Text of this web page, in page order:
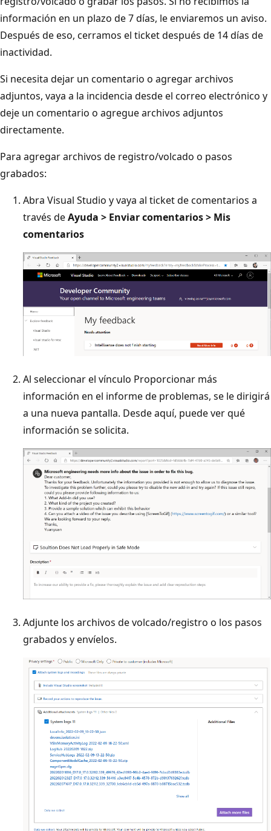
información en un plazo de 7 días, le enviaremos un aviso.
Después de eso, cerramos el ticket después de 14 días de
inactividad.
Si necesita dejar un comentario o agregar archivos
adjuntos, vaya a la incidencia desde el correo electrónico y
deje un comentario o agregue archivos adjuntos
directamente.
Para agregar archivos de registro/volcado o pasos
grabados:
Abra Visual Studio y vaya al ticket de comentarios a
través deAyuda > Enviar comentarios > Mis
comentarios
Al seleccionar el vínculo Proporcionar más
información en el informe de problemas, se le dirigirá
a una nueva pantalla. Desde aquí, puede ver qué
información se solicita.
Adjunte los archivos de volcado/registro o los pasos
grabados y envíelos.